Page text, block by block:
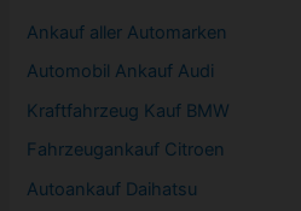
Ankauf aller Automarken
Automobil Ankauf Audi
Kraftfahrzeug Kauf BMW
Fahrzeugankauf Citroen
Autoankauf Daihatsu